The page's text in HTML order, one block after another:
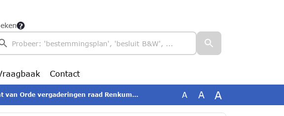
Contact
Orde vergaderingen raad Renkum 2025 A A A